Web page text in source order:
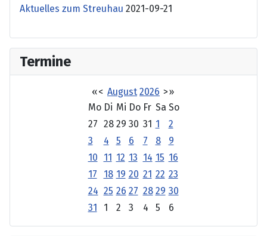
Aktuelles zum Streuhau 2021-09-21
Termine
«< August 2026 >»
Mo Di Mi Do Fr Sa So
27 28 29 30 31 1
2
3
4 5 6 7 8
9
10
11 12 13 14 15 16
17
18 19 20 21 22 23
24 25 26 27 28 29 30
31
1 2 3 4 5 6